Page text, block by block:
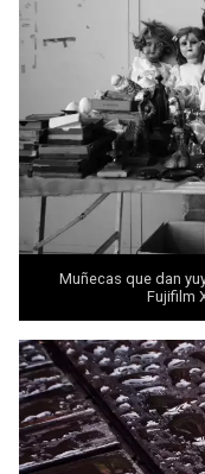
Muñecas que dan
Fujifilm